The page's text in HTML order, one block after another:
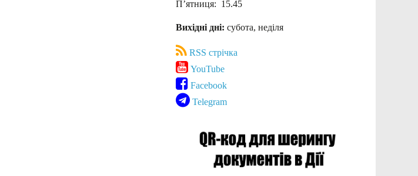
П’ятниця: 15.45
Вихідні дні: субота, неділя
RSS стрічка
YouTube
Facebook
Telegram